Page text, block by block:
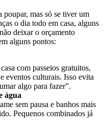
poupar, mas só se tiver um
o dia todo em casa, alguns
deixar o orçamento
alguns pontos:
com passeios gratuitos,
eventos culturais. Isso evita
algo para fazer”.
água
sem pausa e banhos mais
Pequenos combinados já